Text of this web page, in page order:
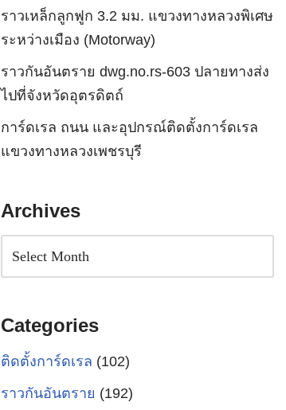
ราวเหล็กลูกฟูก 3.2 มม. แขวงทางหลวงพิเศษ
ระหว่างเมือง (Motorway)
ราวกันอันตราย dwg.no.rs-603 ปลายทางส่ง
ไปที่จังหวัดอุตรดิตถ์
การ์ดเรล ถนน และอุปกรณ์ติดตั้งการ์ดเรล
แขวงทางหลวงเพชรบุรี
Archives
Categories
ติดตั้งการ์ดเรล (102)
ราวกันอันตราย (192)